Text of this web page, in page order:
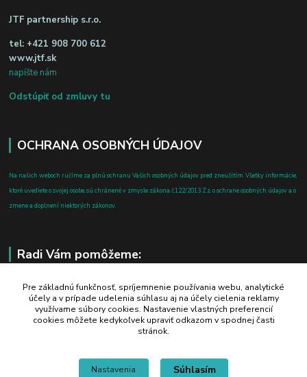
JTF partnership s.r.o.
tel: +421 908 700 612
www.jtf.sk
napíšte nám
Odstúpiť od zmluvy tu
OCHRANA OSOBNÝCH ÚDAJOV
Na našich weboch ručíme za plnú ochranu Vašich osobných údajov pred zneužitím. Všetky informácie,
ktoré uvediete o svojej osobe, sú chránené v zmysle zákona č.122/2013 Z.z. o ochrane osobných údajov a o
zmene a doplnení niektorých zákonov.
Radi Vám pomôžeme:
+421 908 700 612
po-pia: 8.00 - 16.00
business@jtf.sk
Pre základnú funkčnosť, spríjemnenie používania webu, analytické
účely a v prípade udelenia súhlasu aj na účely cielenia reklamy
využívame súbory cookies. Nastavenie vlastných preferencií
cookies môžete kedykoľvek upraviť odkazom v spodnej časti
stránok.
Nastavenia Súhlasím